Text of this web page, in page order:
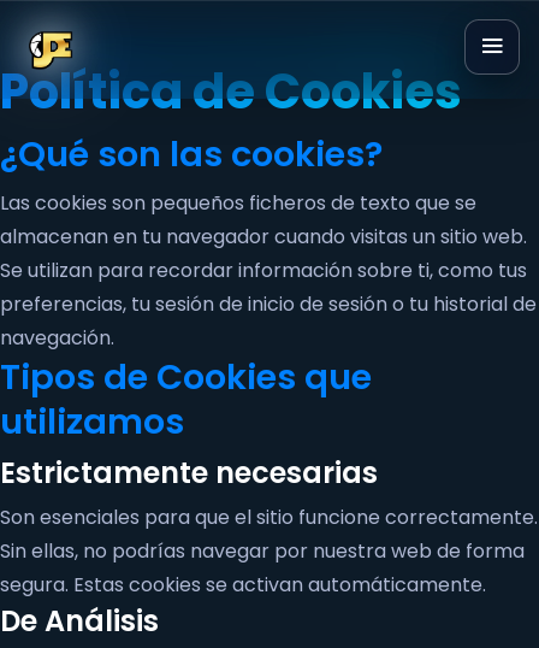
Política de Cookies
¿Qué son las cookies?
Las cookies son pequeños ficheros de texto que se
almacenan en tu navegador cuando visitas un sitio web.
Se utilizan para recordar información sobre ti, como tus
preferencias, tu sesión de inicio de sesión o tu historial de
navegación.
Tipos de Cookies que
utilizamos
Estrictamente necesarias
Son esenciales para que el sitio funcione correctamente.
Sin ellas, no podrías navegar por nuestra web de forma
segura. Estas cookies se activan automáticamente.
De Análisis